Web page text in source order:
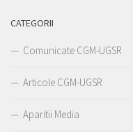
CATEGORII
Comunicate CGM-UGSR
Articole CGM-UGSR
Aparitii Media